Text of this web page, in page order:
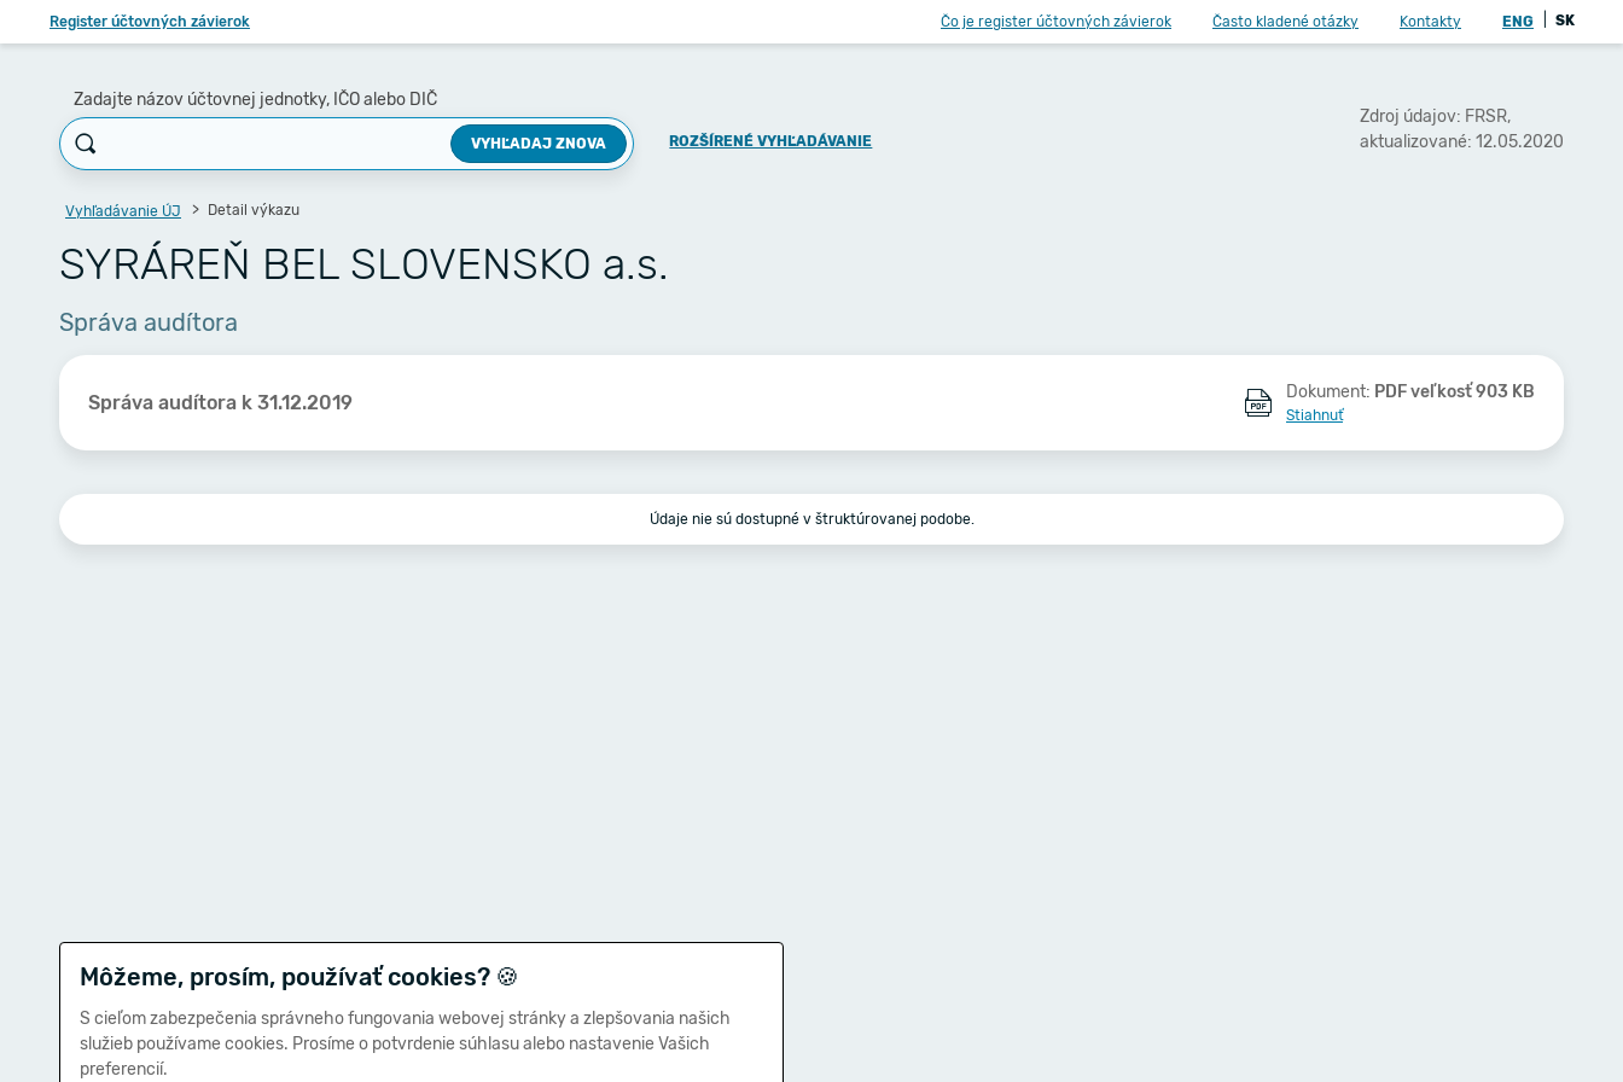
Register účtovných závierok Čo je register účtovných závierok Často kladené otázky Kontakty ENG SK
Zadajte názov účtovnej jednotky, IČO alebo DIČ
VYHĽADAJ ZNOVA ROZŠÍRENÉ VYHĽADÁVANIE
Zdroj údajov: FRSR,
aktualizované: 12.05.2020
Vyhľadávanie ÚJ Detail výkazu
SYRÁREŇ BEL SLOVENSKO a.s.
Správa audítora
Správa audítora k 31.12.2019 Dokument: PDF veľkosť 903 KB
Stiahnuť
Údaje nie sú dostupné v štruktúrovanej podobe.
Môžeme, prosím, používať cookies? 🍪
S cieľom zabezpečenia správneho fungovania webovej stránky a zlepšovania našich
služieb používame cookies. Prosíme o potvrdenie súhlasu alebo nastavenie Vašich
preferencií.